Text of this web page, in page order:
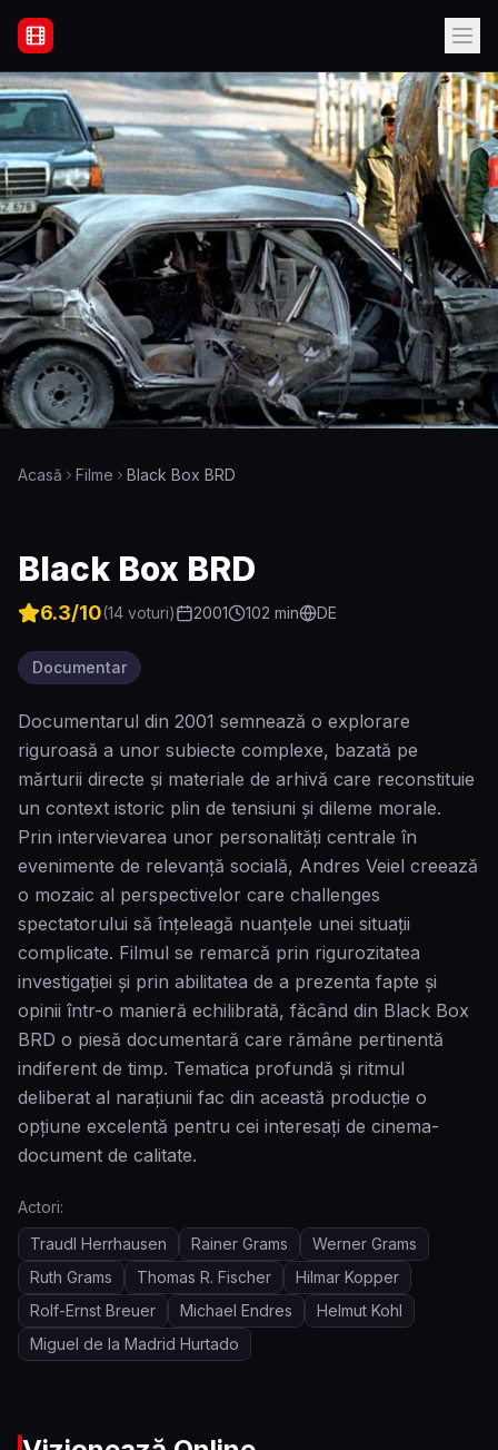
Filme Online Subtitrate - Acasă
Acasă Filme Black Box BRD
Black Box BRD
6.3/10(14 voturi) 2001 102 min DE
Documentar
Documentarul din 2001 semnează o explorare
riguroasă a unor subiecte complexe, bazată pe
mărturii directe și materiale de arhivă care reconstituie
un context istoric plin de tensiuni și dileme morale.
Prin intervievarea unor personalități centrale în
evenimente de relevanță socială, Andres Veiel creează
o mozaic al perspectivelor care challenges
spectatorului să înțeleagă nuanțele unei situații
complicate. Filmul se remarcă prin rigurozitatea
investigației și prin abilitatea de a prezenta fapte și
opinii într-o manieră echilibrată, făcând din Black Box
BRD o piesă documentară care rămâne pertinentă
indiferent de timp. Tematica profundă și ritmul
deliberat al narațiunii fac din această producție o
opțiune excelentă pentru cei interesați de cinema-
document de calitate.
Actori:
Traudl Herrhausen
Rainer Grams
Werner Grams
Ruth Grams
Thomas R. Fischer
Hilmar Kopper
Rolf-Ernst Breuer
Michael Endres
Helmut Kohl
Miguel de la Madrid Hurtado